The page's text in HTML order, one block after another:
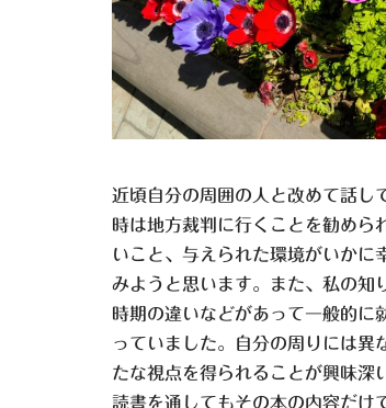
近頃自分の周囲の人と改めて話し
時は地方裁判に行くことを勧めら
いこと、与えられた環境がいかに
みようと思います。また、私の知
時期の違いなどがあって一般的
っていました。自分の周りには異
たな視点を得られることが興味深
読書を通してもその本の内容だけ